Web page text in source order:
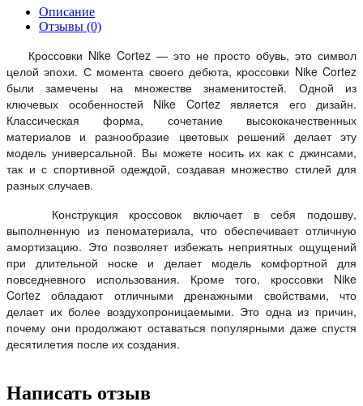
Описание
Отзывы (0)
Кроссовки Nike Cortez — это не просто обувь, это символ
целой эпохи. С момента своего дебюта, кроссовки Nike Cortez
были замечены на множестве знаменитостей. Одной из
ключевых особенностей Nike Cortez является его дизайн.
Классическая форма, сочетание высококачественных
материалов и разнообразие цветовых решений делает эту
модель универсальной. Вы можете носить их как с джинсами,
так и с спортивной одеждой, создавая множество стилей для
разных случаев.
Конструкция кроссовок включает в себя подошву,
выполненную из пеноматериала, что обеспечивает отличную
амортизацию. Это позволяет избежать неприятных ощущений
при длительной носке и делает модель комфортной для
повседневного использования. Кроме того, кроссовки Nike
Cortez обладают отличными дренажными свойствами, что
делает их более воздухопроницаемыми. Это одна из причин,
почему они продолжают оставаться популярными даже спустя
десятилетия после их создания.
Написать отзыв